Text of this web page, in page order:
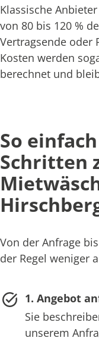
Klassische
von 80 bis 120 %
Vertragsende oder
Kosten werden
berechnet und
So
Schritten
Von der Anfrage
der Regel weniger
1. Angebot
Sie
unserem